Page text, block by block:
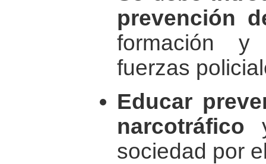
prevención
formación
fuerzas
Educar
narcotráfico
sociedad por